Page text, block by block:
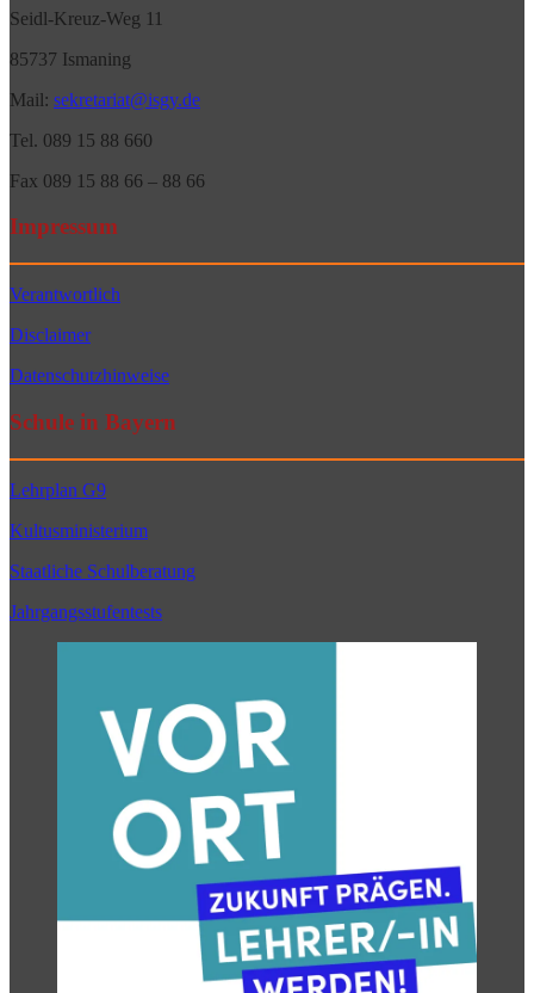
Seidl-Kreuz-Weg 11
85737 Ismaning
Mail: sekretariat@isgy.de
Tel. 089 15 88 660
Fax 089 15 88 66 – 88 66
Impressum
Verantwortlich
Disclaimer
Datenschutzhinweise
Schule in Bayern
Lehrplan G9
Kultusministerium
Staatliche Schulberatung
Jahrgangsstufentests